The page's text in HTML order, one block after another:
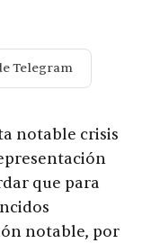
Telegram
notable crisis
que para
notable, por